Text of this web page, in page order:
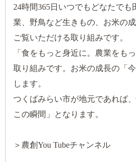
24時間365日いつでもどなたでも
業、野鳥など生きもの、お米の
ご覧いただける取り組みです。
「食をもっと身近に。農業をも
取り組みです。お米の成長の「
します。
つくばみらい市が地元であれば
この瞬間」となります。
＞ 農創You Tubeチャンネル